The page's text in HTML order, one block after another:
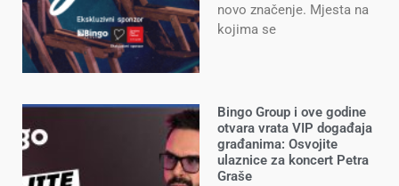
novo značenje. Mjesta na
kojima se
Bingo Group i ove godine
otvara vrata VIP događaja
građanima: Osvojite
ulaznice za koncert Petra
Graše